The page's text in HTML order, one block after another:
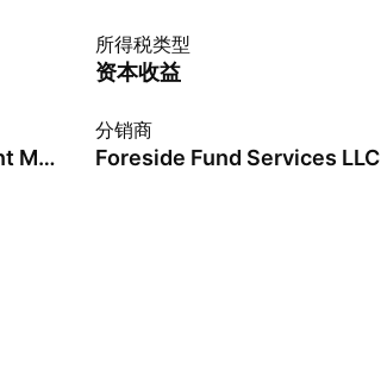
所得税类型
资本收益
American Century Investment Management, Inc.
分销商
Foreside Fund Services LLC